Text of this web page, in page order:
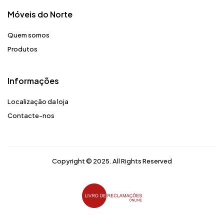
Móveis do Norte​
Quem somos
Produtos
Informações
Localização da loja
Contacte-nos
Copyright © 2025. All Rights Reserved